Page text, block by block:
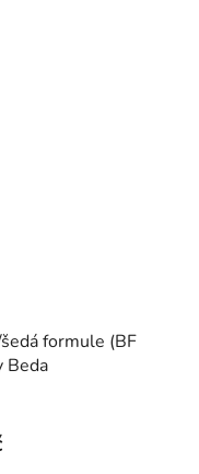
formule (BF